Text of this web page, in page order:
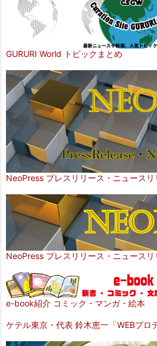
GURURI World トピックまとめ
NeoPress プレスリリース・ニュース
NeoPress プレスリリース・ニュースリ
e-book紹介 コミック・マンガ・絵本
ケテル東京・代表 鈴木恵一「WEBプロ